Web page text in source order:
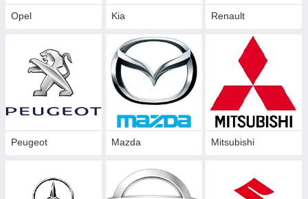
Opel Kia Renault
Peugeot Mazda Mitsubishi